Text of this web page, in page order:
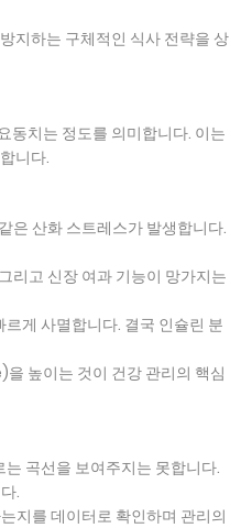
지하는 구체적인 식사 전략을 상
동치는 정도를 의미합니다. 이는
니다.
은 산화 스트레스가 발생합니다.
리고 신장 여과 기능이 망가지는
게 사멸합니다. 결국 인슐린 분
높이는 것이 건강 관리의 핵심
곡선을 보여주지는 못합니다.
.
지를 데이터로 확인하며 관리의